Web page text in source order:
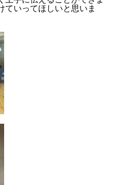
ていってほしいと思いま